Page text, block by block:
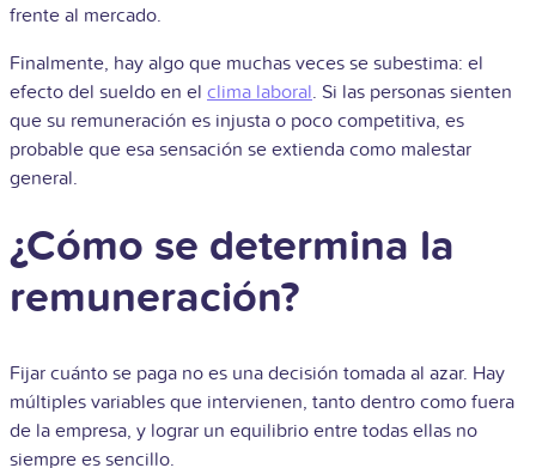
frente al mercado.
Finalmente, hay algo que muchas veces se subestima: el
efecto del sueldo en el clima laboral. Si las personas sienten
que su remuneración es injusta o poco competitiva, es
probable que esa sensación se extienda como malestar
general.
¿Cómo se determina la
remuneración?
Fijar cuánto se paga no es una decisión tomada al azar. Hay
múltiples variables que intervienen, tanto dentro como fuera
de la empresa, y lograr un equilibrio entre todas ellas no
siempre es sencillo.